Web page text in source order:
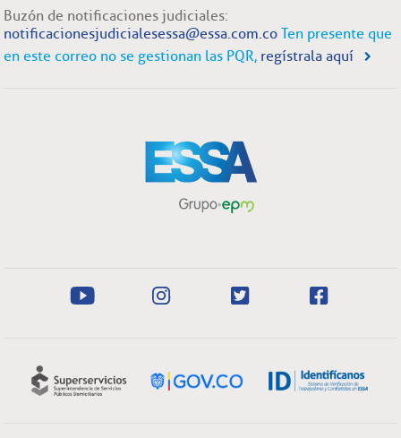
Buzón de notificaciones judiciales:
notificacionesjudicialesessa@essa.com.co Ten presente que
en este correo no se gestionan las PQR, regístrala aquí